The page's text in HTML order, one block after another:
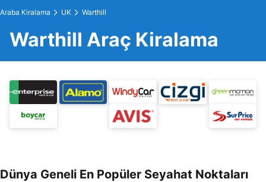
Araba Kiralama UK Warthill
Warthill Araç Kiralama
Dünya Geneli En Popüler Seyahat Noktaları